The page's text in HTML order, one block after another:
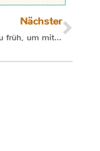
Nächster
Wie früh ist zu früh, um mit fester Nahrung zu starten?